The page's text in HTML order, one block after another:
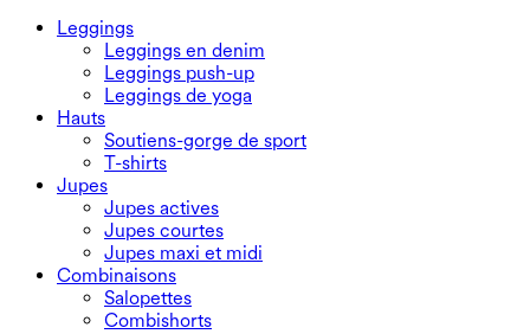
Leggings
Leggings en denim
Leggings push-up
Leggings de yoga
Hauts
Soutiens-gorge de sport
T-shirts
Jupes
Jupes actives
Jupes courtes
Jupes maxi et midi
Combinaisons
Salopettes
Combishorts